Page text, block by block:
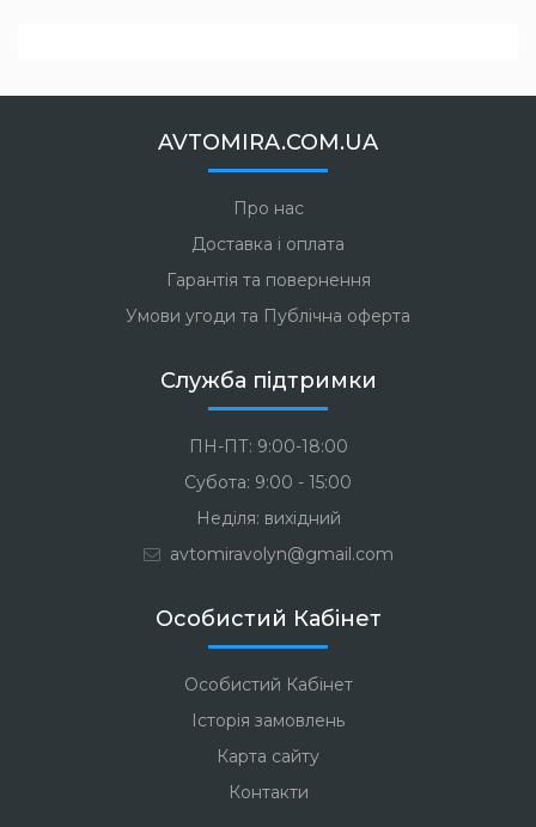
AVTOMIRA.COM.UA
Про нас
Доставка і оплата
Гарантія та повернення
Умови угоди та Публічна оферта
Служба підтримки
ПН-ПТ: 9:00-18:00
Субота: 9:00 - 15:00
Неділя: вихідний
avtomiravolyn@gmail.com
Особистий Кабінет
Особистий Кабінет
Історія замовлень
Карта сайту
Контакти